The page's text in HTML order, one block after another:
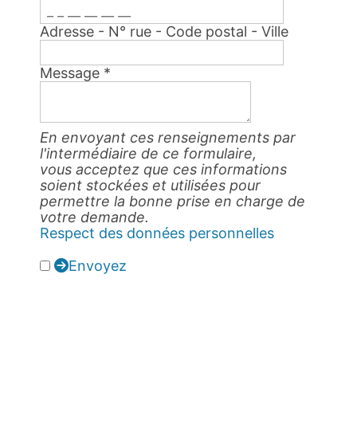
Adresse - N° rue - Code postal - Ville
Message *
En envoyant ces renseignements par
l'intermédiaire de ce formulaire,
vous acceptez que ces informations
soient stockées et utilisées pour
permettre la bonne prise en charge de
votre demande.
Respect des données personnelles
Envoyez